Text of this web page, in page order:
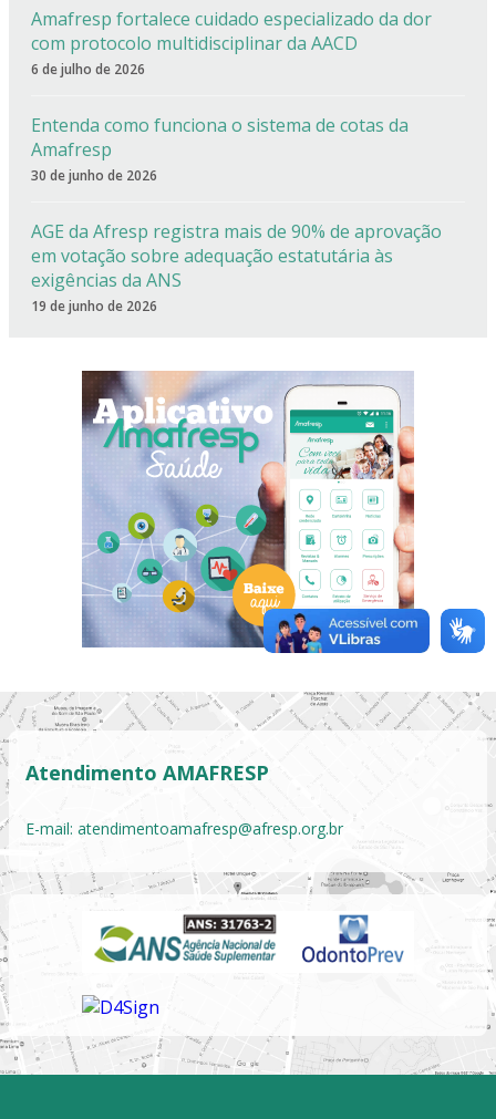
Amafresp fortalece cuidado especializado da dor
com protocolo multidisciplinar da AACD
6 de julho de 2026
Entenda como funciona o sistema de cotas da
Amafresp
30 de junho de 2026
AGE da Afresp registra mais de 90% de aprovação
em votação sobre adequação estatutária às
exigências da ANS
19 de junho de 2026
Atendimento AMAFRESP
E-mail: atendimentoamafresp@afresp.org.br